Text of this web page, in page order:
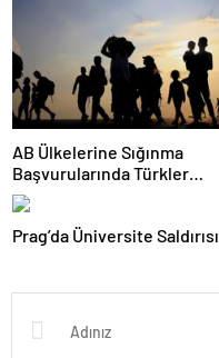
AB Ülkelerine Sığınma
Başvurularında Türkler
Kaçıncı Sırada?
Prag’da Üniversite Saldırısı